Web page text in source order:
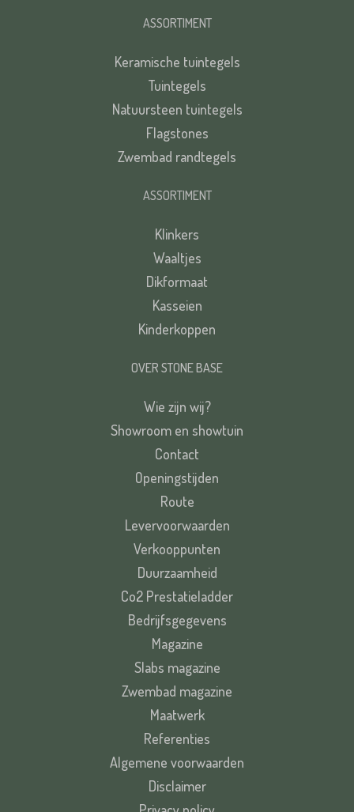
ASSORTIMENT
Keramische tuintegels
Tuintegels
Natuursteen tuintegels
Flagstones
Zwembad randtegels
ASSORTIMENT
Klinkers
Waaltjes
Dikformaat
Kasseien
Kinderkoppen
OVER STONE BASE
Wie zijn wij?
Showroom en showtuin
Contact
Openingstijden
Route
Levervoorwaarden
Verkooppunten
Duurzaamheid
Co2 Prestatieladder
Bedrijfsgegevens
Magazine
Slabs magazine
Zwembad magazine
Maatwerk
Referenties
Algemene voorwaarden
Disclaimer